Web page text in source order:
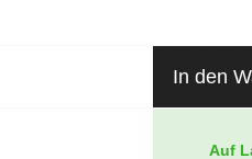
In den
Auf